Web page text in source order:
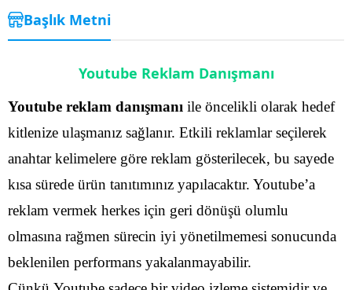
Başlık Metni
Youtube Reklam Danışmanı
Youtube reklam danışmanı ile öncelikli olarak hedef
kitlenize ulaşmanız sağlanır. Etkili reklamlar seçilerek
anahtar kelimelere göre reklam gösterilecek, bu sayede
kısa sürede ürün tanıtımınız yapılacaktır. Youtube’a
reklam vermek herkes için geri dönüşü olumlu
olmasına rağmen sürecin iyi yönetilmemesi sonucunda
beklenilen performans yakalanmayabilir.